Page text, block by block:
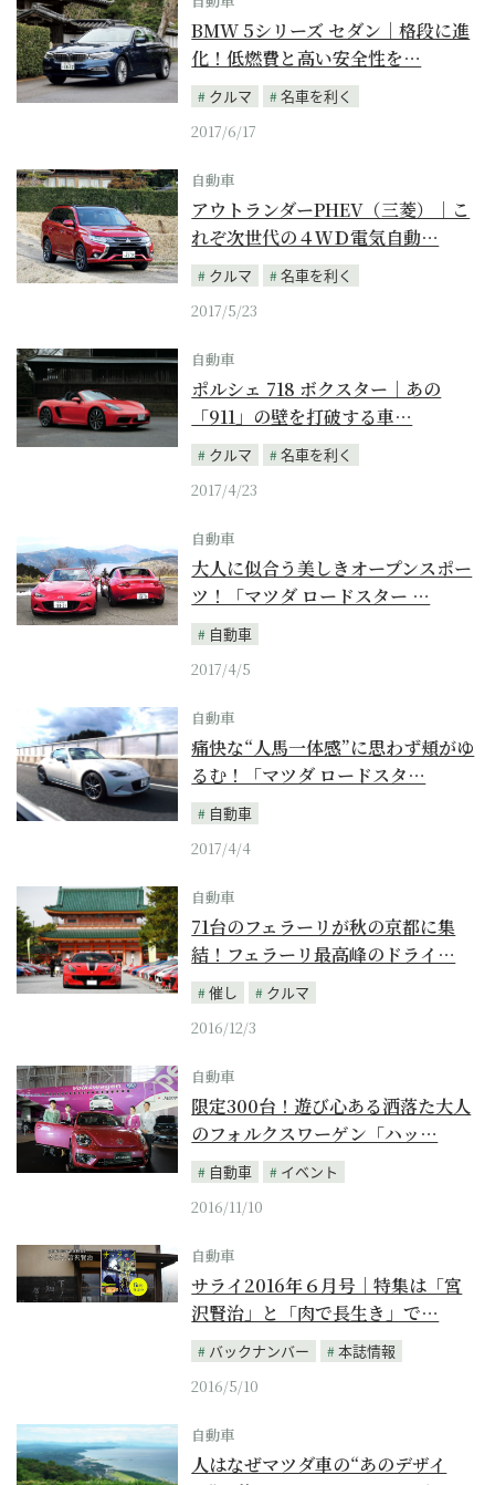
BMW 5シリーズ セダン｜格段に進
化！低燃費と高い安全性を…
クルマ
名車を利く
2017/6/17
自動車
アウトランダーPHEV（三菱）｜こ
れぞ次世代の４ＷＤ電気自動…
クルマ
名車を利く
2017/5/23
自動車
ポルシェ 718 ボクスター｜あの
「911」の壁を打破する車…
クルマ
名車を利く
2017/4/23
自動車
大人に似合う美しきオープンスポー
ツ！「マツダ ロードスター …
自動車
2017/4/5
自動車
痛快な“人馬一体感”に思わず頬がゆ
るむ！「マツダ ロードスタ…
自動車
2017/4/4
自動車
71台のフェラーリが秋の京都に集
結！フェラーリ最高峰のドライ…
催し
クルマ
2016/12/3
自動車
限定300台！遊び心ある洒落た大人
のフォルクスワーゲン「ハッ…
自動車
イベント
2016/11/10
自動車
サライ2016年６月号｜特集は「宮
沢賢治」と「肉で長生き」で…
バックナンバー
本誌情報
2016/5/10
自動車
人はなぜマツダ車の“あのデザイ